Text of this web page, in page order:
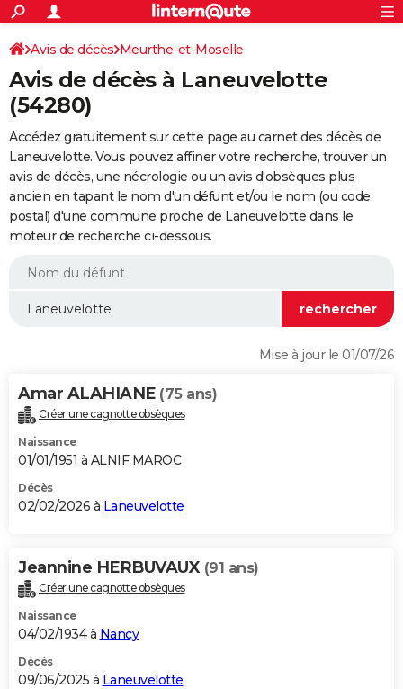
ACTUALITÉS
Politique
Société
Faits Divers
Education
Monde
Villes
+
SPORT
Coupe du monde 2026
Football
Tennis
Cyclisme
Rugby
Forum
FINANCE
Retraite
Impôts
Epargne
Immobilier
Risques naturels par ville
Banque
Assurance
Crédit
Essais
Réserver un essai
Citadines
Berlines
SUV
Forum auto
+
HIGH-TECH
Mobiles
Meilleur smartphone
Internet
Ordinateurs
Jeux vidéo
Guide high-tech
+BRICOLAGE
Forum
Aménagement intérieur
Extérieur
Cuisine
Salle de bains
Jardinage
Rangement
WEEK-END
Guides de France
Escapades
Patrimoine
Expositions
Musées
Week-end nature
LIFESTYLE
Alimentation
Guide de la santé
Maladies
Médicaments
Sommeil
VOYAGE
Destinations
City break
Voyage nature
Voyage de noces
Forum
Climat
+PHOTO
GUIDES D'ACHAT
BONS PLANS
Carte de Noël
Carte Bonne année
Carte Saint-Valentin
Carte Pâques
Carte d'anniversaire
DICTIONNAIRE
PROGRAMME TV
COPAINS D'AVANT
S'inscrire
Se connecter
Lycées
Collèges
Primaires
Universités
Entreprises
Service militaire
Avis de recherche
AVIS DE DÉCÈS
S'inscrire
Connexion
Avis de décès Meurthe-et-Moselle
Avis de décès à Laneuvelotte
(54280)
Accédez gratuitement sur cette page au carnet des décès de
Laneuvelotte. Vous pouvez affiner votre recherche, trouver un
avis de décès, une nécrologie ou un avis d'obsèques plus
ancien en tapant le nom d'un défunt et/ou le nom (ou code
postal) d'une commune proche de Laneuvelotte dans le
moteur de recherche ci-dessous.
Mise à jour le 01/07/26
Amar ALAHIANE (75 ans)
Créer une cagnotte obsèques
Naissance
01/01/1951 à ALNIF MAROC
Décès
02/02/2026 à Laneuvelotte
Jeannine HERBUVAUX (91 ans)
Créer une cagnotte obsèques
Naissance
04/02/1934 à Nancy
Décès
09/06/2025 à Laneuvelotte